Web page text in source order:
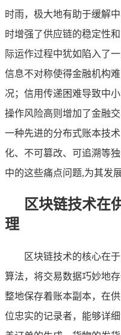
时雨，极大地有助于缓解
时增强了供应链的稳定性
际运作过程中犹如陷入了
信息不对称使得金融机构
况；信用传递困难导致中
操作风险高则增加了金融
一种先进的分布式账本技
化、不可篡改、可追溯等
中的这些痛点问题,为其发
区块链技术在
理
区块链技术的核心在
算法，将交易数据巧妙地
整地保存着账本副本，在
位忠实的记录者，能够详